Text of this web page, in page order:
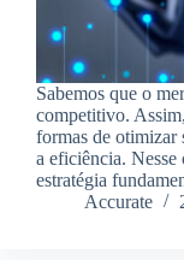
Sabemos que o
competitivo.
formas de otimizar
a eficiência. Nesse
estratégia
Accurate